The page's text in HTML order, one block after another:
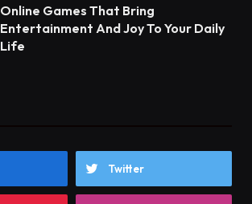
Online Games That Bring
Entertainment And Joy To Your Daily
Life
Twitter